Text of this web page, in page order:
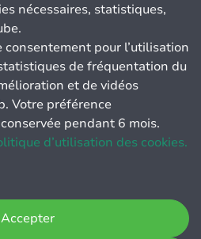
nécessaires, statistiques,
consentement pour l’utilisation
de fréquentation du
et de vidéos
Votre préférence
pendant 6 mois.
d’utilisation des cookies.
Accepter